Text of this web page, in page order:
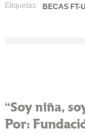
Etiquetas:
BECAS FT-
“Soy niña,
Por: